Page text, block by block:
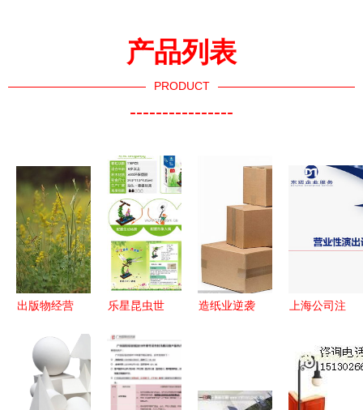
产品列表
PRODUCT
----------------
出版物经营
办理大全
出版物进口
业务全指南
乐星昆虫世
泰盛塑胶带
来的自然探
索与教育乐
造纸业逆袭
发契机
上海公司注
物进口资质
全流程指南